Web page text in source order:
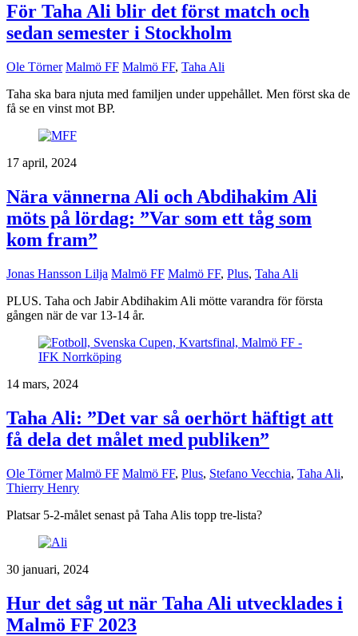
För Taha Ali blir det först match och
sedan semester i Stockholm
Ole Törner Malmö FF Malmö FF, Taha Ali
Taha ska bara njuta med familjen under uppehållet. Men först ska de
få se en vinst mot BP.
17 april, 2024
Nära vännerna Ali och Abdihakim Ali
möts på lördag: ”Var som ett tåg som
kom fram”
Jonas Hansson Lilja Malmö FF Malmö FF, Plus, Taha Ali
PLUS. Taha och Jabir Abdihakim Ali mötte varandra för första
gången när de var 13-14 år.
14 mars, 2024
Taha Ali: ”Det var så oerhört häftigt att
få dela det målet med publiken”
Ole Törner Malmö FF Malmö FF, Plus, Stefano Vecchia, Taha Ali,
Thierry Henry
Platsar 5-2-målet senast på Taha Alis topp tre-lista?
30 januari, 2024
Hur det såg ut när Taha Ali utvecklades i
Malmö FF 2023